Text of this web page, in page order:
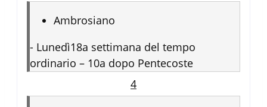
Ambrosiano
- Lunedì18a settimana del tempo
ordinario – 10a dopo Pentecoste
4